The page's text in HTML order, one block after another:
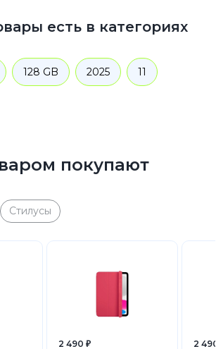
есть в категориях
128 GB 2025 11
покупают
Стилусы
2 490 ₽ 2